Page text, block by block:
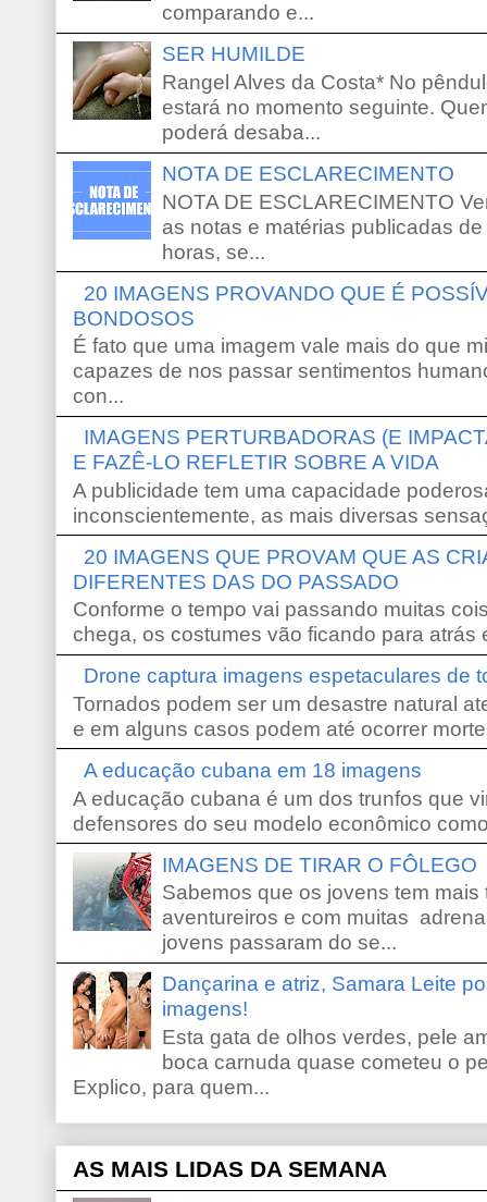
comparando e...
SER HUMILDE
Rangel Alves da Costa* No
estará no momento seguinte.
poderá desaba...
NOTA DE ESCLARECIMENTO
NOTA DE ESCLARECIMENTO
as notas e matérias publicadas
horas, se...
20 IMAGENS PROVANDO QUE É
BONDOSOS
É fato que uma imagem vale mais do que
capazes de nos passar sentimentos
con...
IMAGENS PERTURBADORAS (E
E FAZÊ-LO REFLETIR SOBRE A VIDA
A publicidade tem uma capacidade
inconscientemente, as mais diversas
20 IMAGENS QUE PROVAM QUE AS
DIFERENTES DAS DO PASSADO
Conforme o tempo vai passando muitas
chega, os costumes vão ficando para atrás
Drone captura imagens espetaculares de
Tornados podem ser um desastre natural
e em alguns casos podem até ocorrer
A educação cubana em 18 imagens
A educação cubana é um dos trunfos que
defensores do seu modelo econômico
IMAGENS DE TIRAR O FÔLEGO
Sabemos que os jovens tem
aventureiros e com muitas
jovens passaram do se...
Dançarina e atriz, Samara Leite
imagens!
Esta gata de olhos verdes, pele
boca carnuda quase cometeu o
Explico, para quem...
AS MAIS LIDAS DA SEMANA